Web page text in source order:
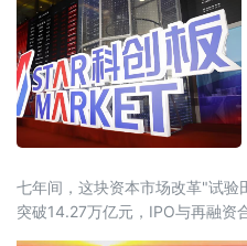
全面扩围在
套“组合拳”
七年间，这块资本市场改革"试
突破14.27万亿元，IPO与再融